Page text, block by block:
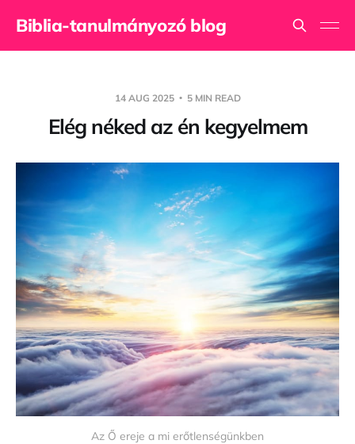
Biblia-tanulmányozó blog
14 AUG 2025 5 MIN READ
Elég néked az én kegyelmem
Az Ő ereje a mi erőtlenségünkben